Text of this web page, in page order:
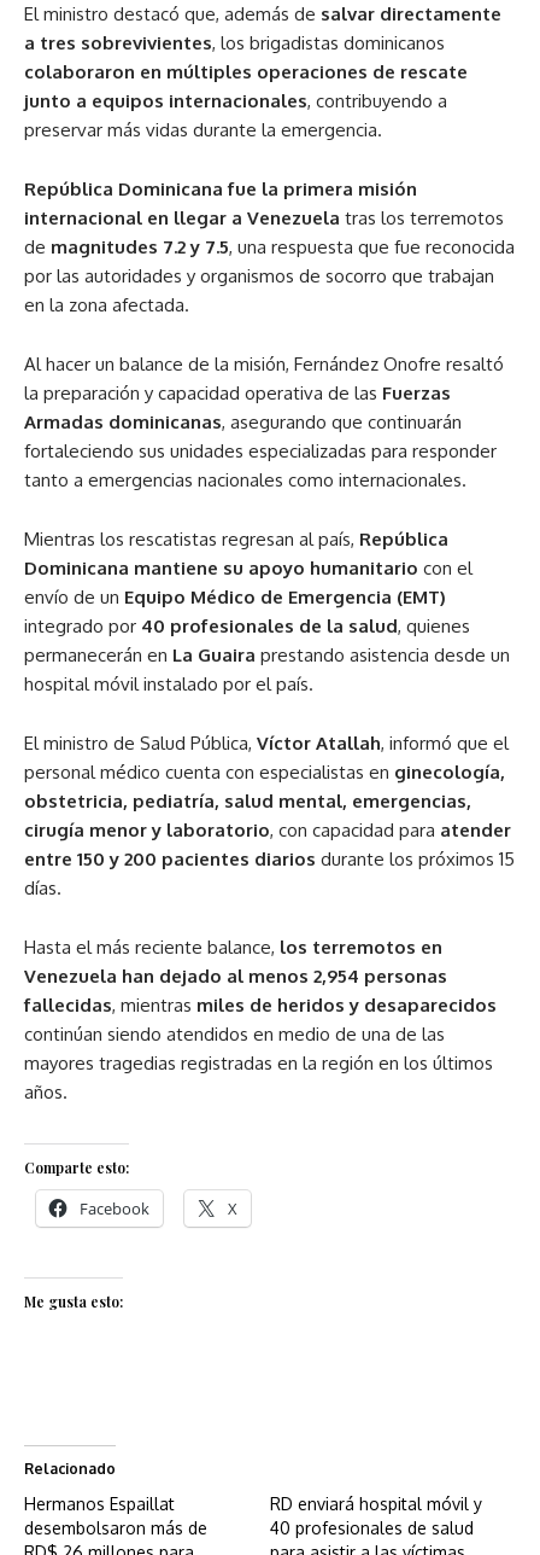
El ministro destacó que, además de salvar directamente
a tres sobrevivientes, los brigadistas dominicanos
colaboraron en múltiples operaciones de rescate
junto a equipos internacionales, contribuyendo a
preservar más vidas durante la emergencia.
República Dominicana fue la primera misión
internacional en llegar a Venezuela tras los terremotos
de magnitudes 7.2 y 7.5, una respuesta que fue reconocida
por las autoridades y organismos de socorro que trabajan
en la zona afectada.
Al hacer un balance de la misión, Fernández Onofre resaltó
la preparación y capacidad operativa de las Fuerzas
Armadas dominicanas, asegurando que continuarán
fortaleciendo sus unidades especializadas para responder
tanto a emergencias nacionales como internacionales.
Mientras los rescatistas regresan al país, República
Dominicana mantiene su apoyo humanitario con el
envío de un Equipo Médico de Emergencia (EMT)
integrado por 40 profesionales de la salud, quienes
permanecerán en La Guaira prestando asistencia desde un
hospital móvil instalado por el país.
El ministro de Salud Pública, Víctor Atallah, informó que el
personal médico cuenta con especialistas en ginecología,
obstetricia, pediatría, salud mental, emergencias,
cirugía menor y laboratorio, con capacidad para atender
entre 150 y 200 pacientes diarios durante los próximos 15
días.
Hasta el más reciente balance, los terremotos en
Venezuela han dejado al menos 2,954 personas
fallecidas, mientras miles de heridos y desaparecidos
continúan siendo atendidos en medio de una de las
mayores tragedias registradas en la región en los últimos
años.
Comparte esto:
Facebook X
Me gusta esto:
Relacionado
Hermanos Espaillat
desembolsaron más de
RD enviará hospital móvil y
40 profesionales de salud